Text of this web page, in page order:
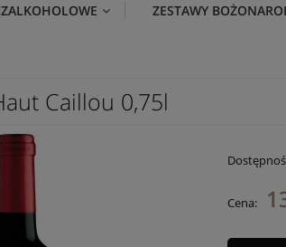
ZESTAWY
Caillou 0,75l
Cena: